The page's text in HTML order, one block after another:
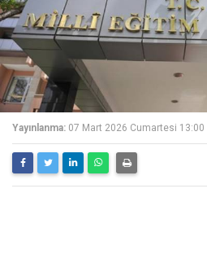
Yayınlanma: 07 Mart 2026 Cumartesi 13:00